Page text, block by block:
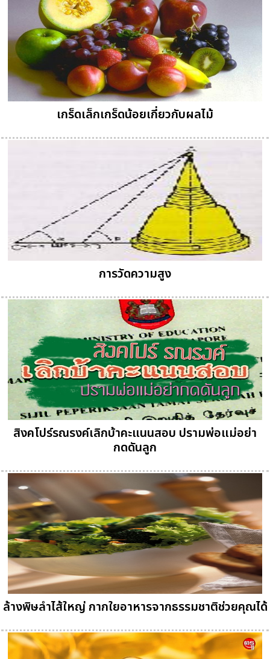
เกร็ดเล็กเกร็ดน้อยเกี่ยวกับผลไม้
การวัดความสูง
สิงคโปร์รณรงค์เลิกบ้าคะแนนสอบ ปรามพ่อแม่อย่า
กดดันลูก
ล้างพิษลำไส้ใหญ่ กากใยอาหารจากธรรมชาติช่วยคุณได้